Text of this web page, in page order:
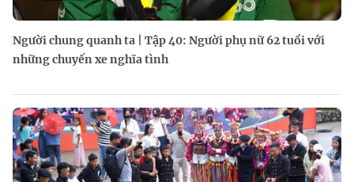
Người chung quanh ta | Tập 40: Người phụ nữ 62 tuổi với
những chuyến xe nghĩa tình